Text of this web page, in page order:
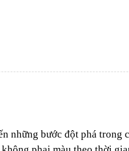
những bước đột phá trong